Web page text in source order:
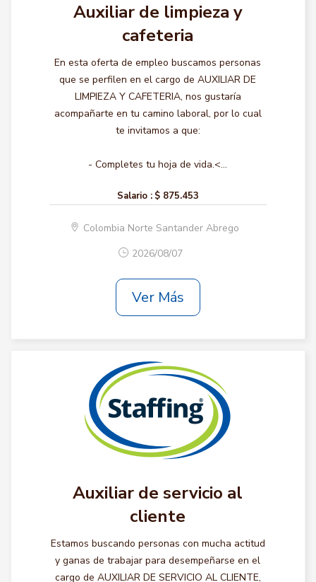
Auxiliar de limpieza y
cafeteria
En esta oferta de empleo buscamos personas
que se perfilen en el cargo de AUXILIAR DE
LIMPIEZA Y CAFETERIA, nos gustaría
acompañarte en tu camino laboral, por lo cual
te invitamos a que:
- Completes tu hoja de vida.<...
Salario : $ 875.453
Colombia Norte Santander Abrego
2026/08/07
Ver Más
Auxiliar de servicio al
cliente
Estamos buscando personas con mucha actitud
y ganas de trabajar para desempeñarse en el
cargo de AUXILIAR DE SERVICIO AL CLIENTE,